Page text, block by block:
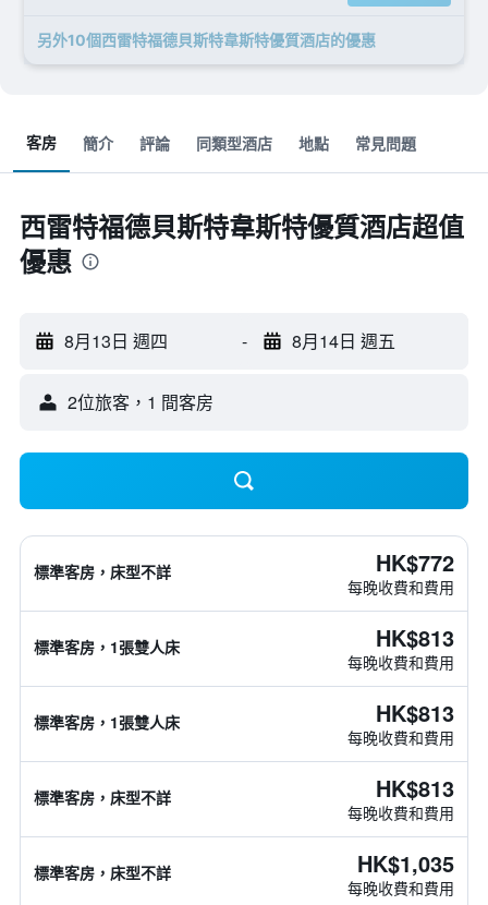
另外10個西雷特福德貝斯特韋斯特優質酒店​的優惠
客房 簡介 評論 同類型酒店 地點 常見問題
西雷特福德貝斯特韋斯特優質酒店超值
優惠
8月13日 週四 - 8月14日 週五
2位旅客，1 間客房
標準客房，床型不詳 HK$772
每晚收費和費用
標準客房，1張雙人床 HK$813
每晚收費和費用
標準客房，1張雙人床 HK$813
每晚收費和費用
標準客房，床型不詳 HK$813
每晚收費和費用
標準客房，床型不詳 HK$1,035
每晚收費和費用